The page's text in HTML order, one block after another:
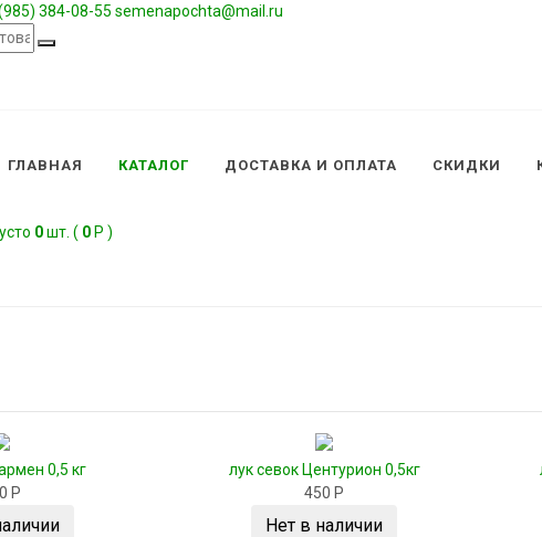
384-08-55 semenapochta@mail.ru
ГЛАВНАЯ КАТАЛОГ ДОСТАВКА И ОПЛАТА СКИДКИ
0шт. ( 0 Р )
0,5 кг
Р
лук севок Центурион 0,5кг
450 Р
Нет в наличии